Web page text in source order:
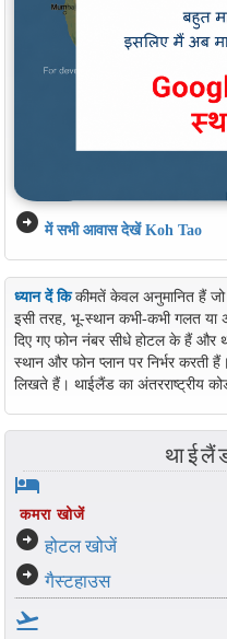
arrow_circle_right में सभी आवास देखें Koh Tao
ध्यान दें किकीमतें केवल अनुमानित हैं जो
इसी तरह, भू-स्थान कभी-कभी गलत या
दिए गए फोन नंबर सीधे होटल के हैं
स्थान और फोन प्लान पर निर्भर करती
लिखते हैं। थाईलैंड का अंतरराष्ट्रीय
hotel
कमरा खोजें
arrow_circle_right होटल खोजें
arrow_circle_right गैस्टहाउस
flight_takeoff